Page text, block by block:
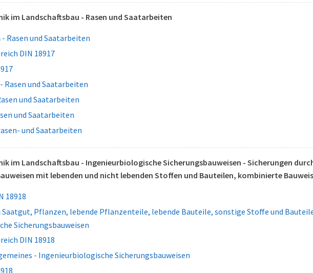
im Landschaftsbau - Rasen und Saatarbeiten
Rasen und Saatarbeiten
DIN 18917
und Saatarbeiten
und Saatarbeiten
und Saatarbeiten
und Saatarbeiten
im Landschaftsbau - Ingenieurbiologische Sicherungsbauweisen - Sicherungen
mit lebenden und nicht lebenden Stoffen und Bauteilen, kombinierte
18918
Pflanzen, lebende Pflanzenteile, lebende Bauteile, sonstige Stoffe und
Sicherungsbauweisen
DIN 18918
- Ingenieurbiologische Sicherungsbauweisen